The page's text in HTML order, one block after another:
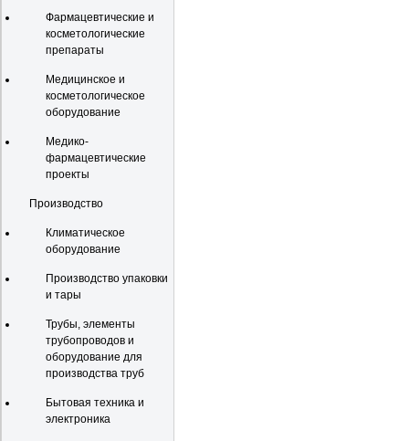
Фармацевтические и
косметологические
препараты
Медицинское и
косметологическое
оборудование
Медико-
фармацевтические
проекты
Производство
Климатическое
оборудование
Производство упаковки
и тары
Трубы, элементы
трубопроводов и
оборудование для
производства труб
Бытовая техника и
электроника